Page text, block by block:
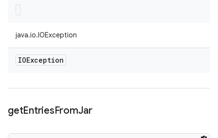
java.io.IOException
IOException
getEntriesFromJar